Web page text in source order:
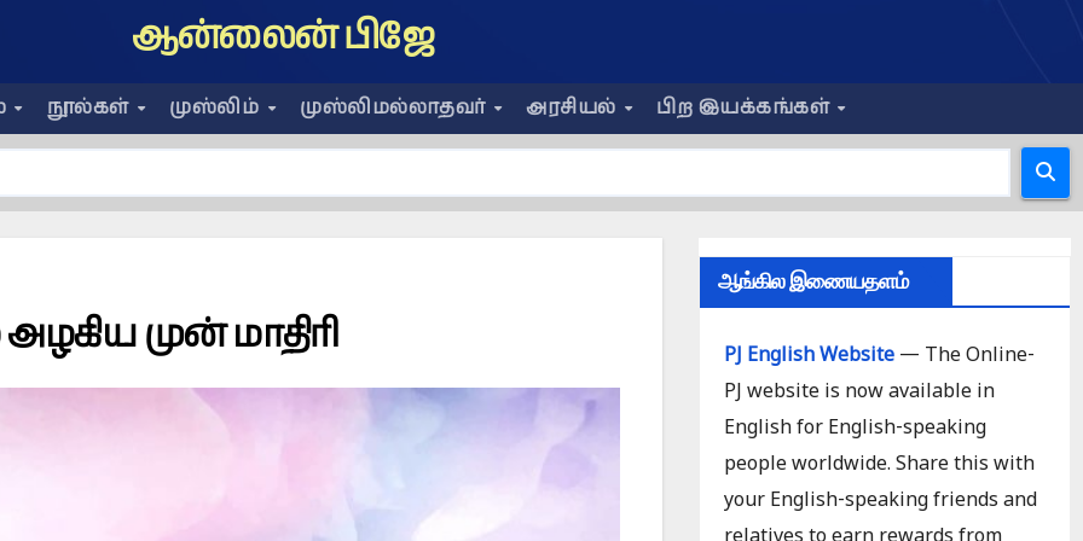
ஆன்லைன் பிஜே
நூல்கள் முஸ்லிம் முஸ்லிமல்லாதவர் அரசியல் பிற இயக்கங்கள்
முன் மாதிரி
ஆங்கில இணையதளம்
PJ English Website— The Online-
PJ website is now available in
English for English-speaking
people worldwide. Share this with
your English-speaking friends and